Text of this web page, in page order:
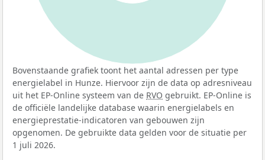
Bovenstaande grafiek toont het aantal adressen per type
energielabel in Hunze. Hiervoor zijn de data op adresniveau
uit het EP-Online systeem van de RVO gebruikt. EP-Online is
de officiële landelijke database waarin energielabels en
energieprestatie-indicatoren van gebouwen zijn
opgenomen. De gebruikte data gelden voor de situatie per
1 juli 2026.